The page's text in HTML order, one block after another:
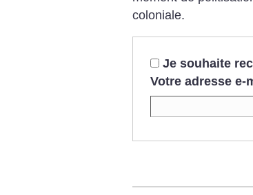
coloniale.
Je souhaite
Votre adresse e-